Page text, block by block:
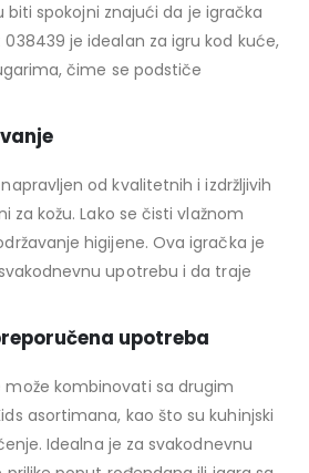
spokojni znajući da je igračka
je idealan za igru kod kuće,
čime se podstiče
od kvalitetnih i izdržljivih
za kožu. Lako se čisti vlažnom
higijene. Ova igračka je
upotrebu i da traje
upotreba
može kombinovati sa drugim
asortimana, kao što su kuhinjski
Idealna je za svakodnevnu